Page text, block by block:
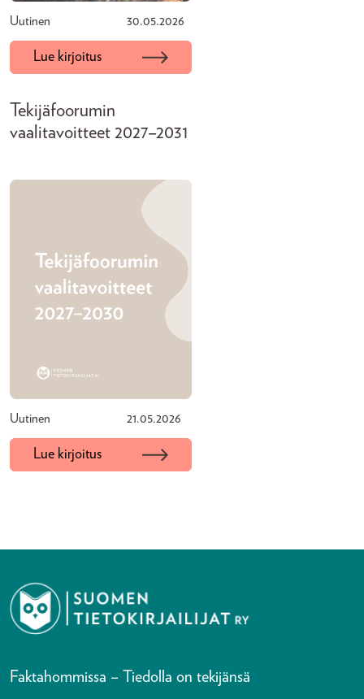
Uutinen 30.05.2026
Lue kirjoitus
Tekijäfoorumin
vaalitavoitteet 2027–2031
Uutinen 21.05.2026
Lue kirjoitus
Faktahommissa – Tiedolla on tekijänsä